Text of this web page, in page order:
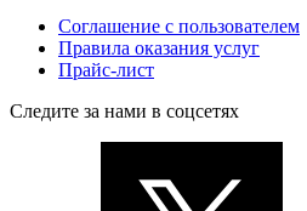
Соглашение с пользователем
Правила оказания услуг
Прайс-лист
Следите за нами в соцсетях